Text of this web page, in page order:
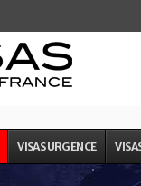
VISAS URGENCE